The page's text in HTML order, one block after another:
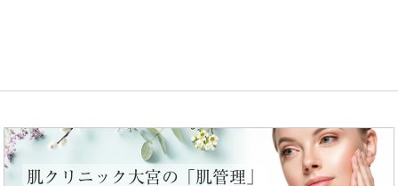
肌クリニック大宮の「肌管理」